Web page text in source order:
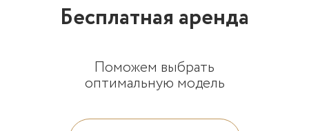
Бесплатная аренда
Поможем выбрать
оптимальную модель